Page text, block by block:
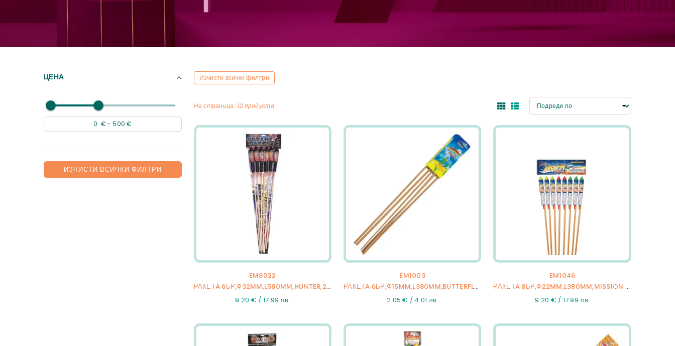
ЦЕНА
ИЗЧИСТИ ВСИЧКИ ФИЛТРИ
Изчисти всички филтри
На страница: 12 продукта
EM9022
РАКЕТA 6БР,Ф32MM,L580MM,HUNTER,24/6
9.20 € / 17.99 лв.
EM1003
РАКЕТA 6БР,Ф15MM,L380MM,BUTTERFLY,72/6
2.05 € / 4.01 лв.
EM1046
РАКЕТA 8БР,Ф22MM,L380MM,MISSION DISCOVERY,2/18/8
9.20 € / 17.99 лв.